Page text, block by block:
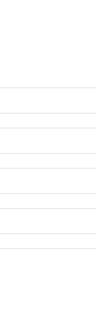
>>Šavrinska hudomušna